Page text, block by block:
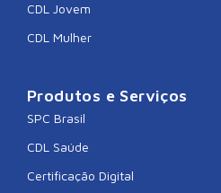
CDL Jovem
CDL Mulher
Produtos e Serviços
SPC Brasil
CDL Saúde
Certificação Digital